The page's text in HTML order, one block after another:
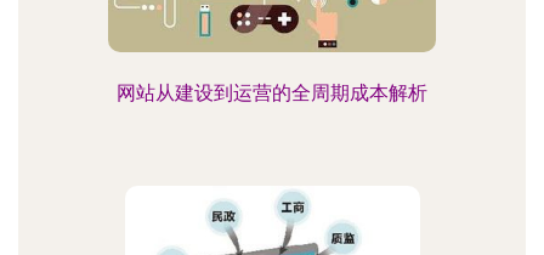
网站从建设到运营的全周期成本解析